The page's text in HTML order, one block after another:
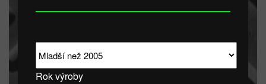
Rok výroby